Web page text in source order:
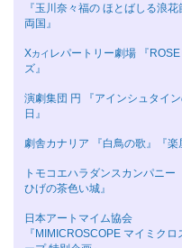
『玉川奈々福の ほとばしる浪花
両国』
Χカイ レパートリー劇場 『ROSE
ズ』
演劇集団 円 『アインシュタイ
日』
劇舎カナリア 『白鳥の歌』『楽
トモコエハラダンスカンパニー
ひげの茶色い城』
日本アートマイム協会
『MIMICROSCOPE マイミクロ